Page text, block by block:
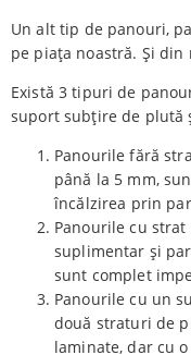
Un alt tip de panouri,
pe piața noastră. Și din
Există 3 tipuri de
suport subțire de plută
Panourile fără
până la 5 mm,
încălzirea prin
Panourile cu
suplimentar și
sunt complet
Panourile cu un
două straturi de
laminate, dar cu